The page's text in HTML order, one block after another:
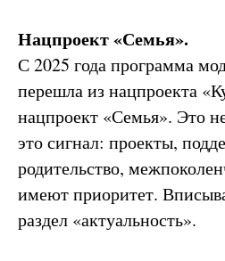
Нацпроект «Семья».
С 2025 года программа
перешла из нацпроекта
нацпроект «Семья». Это
это сигнал: проекты,
родительство,
имеют приоритет.
раздел «актуальность».